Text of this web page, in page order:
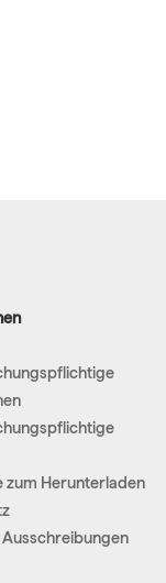
zum Herunterladen